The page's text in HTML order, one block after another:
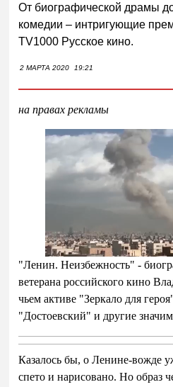
От биографической драмы
комедии – интригующие
TV1000 Русское кино.
2 МАРТА 2020 19:21
на правах рекламы
"Ленин. Неизбежность" -
ветерана российского кино
чьем активе "Зеркало для
"Достоевский" и другие
Казалось бы, о Ленине-вожде
спето и нарисовано. Но образ